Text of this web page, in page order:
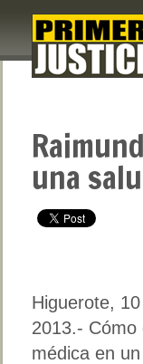
una
Higuerote,
2013.- Cómo
médica en